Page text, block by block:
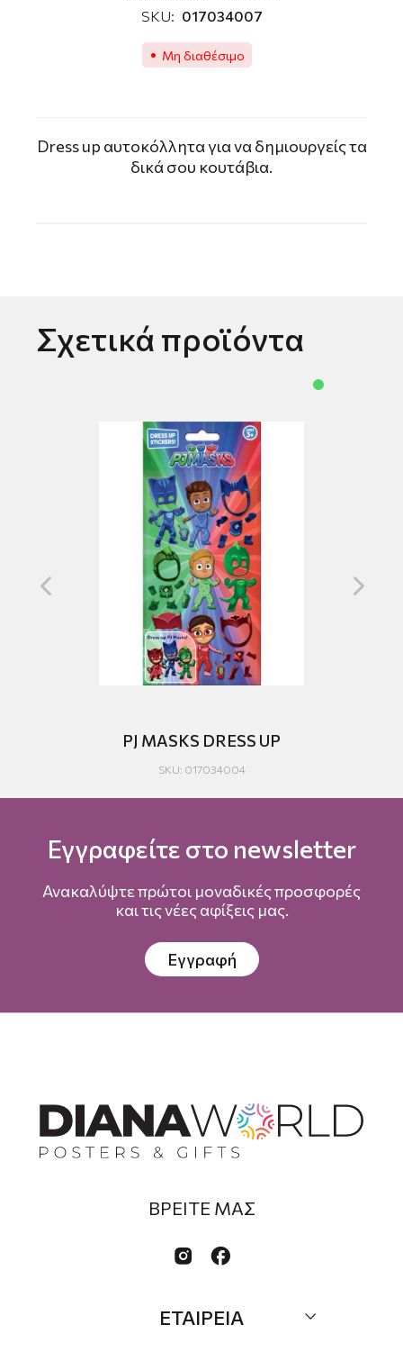
SKU: 017034007
Μη διαθέσιμο
Dress up αυτοκόλλητα για να δημιουργείς τα
δικά σου κουτάβια.
Σχετικά προϊόντα
PJ MASKS DRESS UP
SKU: 017034004
Εγγραφείτε στο newsletter
Ανακαλύψτε πρώτοι μοναδικές προσφορές
και τις νέες αφίξεις μας.
Εγγραφή
ΒΡΕΙΤΕ ΜΑΣ
 
ΕΤΑΙΡΕΙΑ